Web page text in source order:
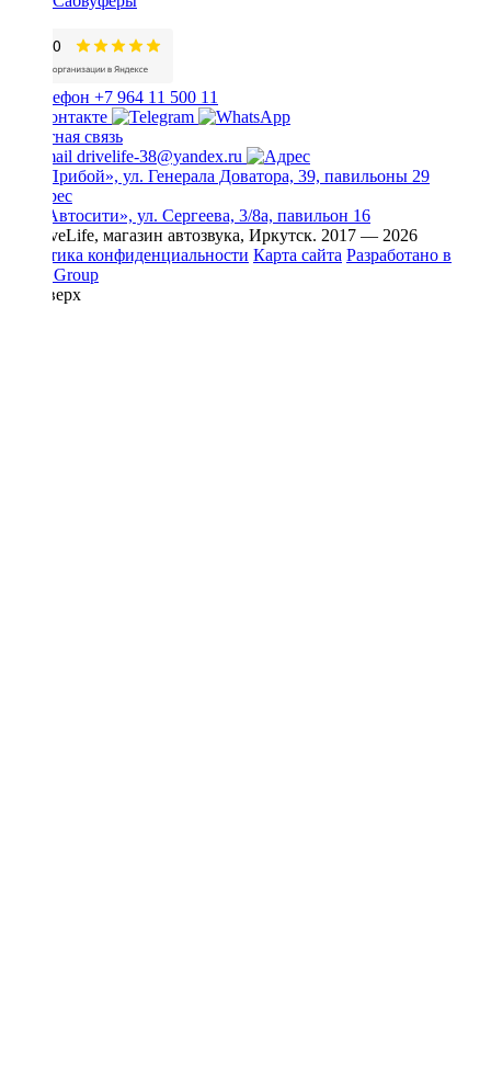
+7 964 11 500 11
Обратная связь
drivelife-38@yandex.ru
ТЦ «Прибой», ул. Генерала Доватора, 39, павильоны 29
ТЦ «Автосити», ул. Сергеева, 3/8а, павильон 16
© DriveLife, магазин автозвука, Иркутск. 2017 — 2026
Политика конфиденциальности Карта сайта Разработано в
Prime Group